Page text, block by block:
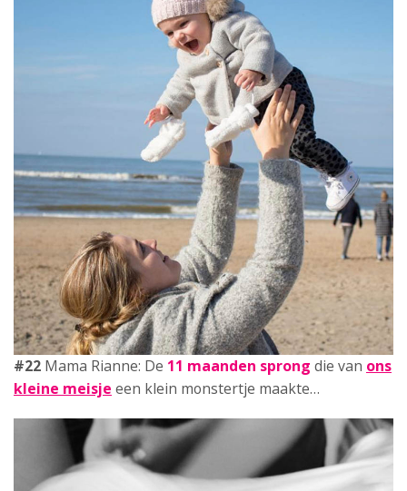
een klein monstertje maakte…
Mama Carmen: Mijnbevallingsverhalen. Ik kijk er
heel goed op terug…